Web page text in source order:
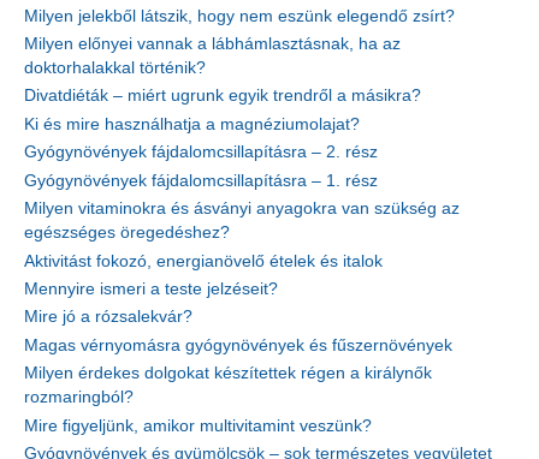
Milyen jelekből látszik, hogy nem eszünk elegendő zsírt?
Milyen előnyei vannak a lábhámlasztásnak, ha az
doktorhalakkal történik?
Divatdiéták – miért ugrunk egyik trendről a másikra?
Ki és mire használhatja a magnéziumolajat?
Gyógynövények fájdalomcsillapításra – 2. rész
Gyógynövények fájdalomcsillapításra – 1. rész
Milyen vitaminokra és ásványi anyagokra van szükség az
egészséges öregedéshez?
Aktivitást fokozó, energianövelő ételek és italok
Mennyire ismeri a teste jelzéseit?
Mire jó a rózsalekvár?
Magas vérnyomásra gyógynövények és fűszernövények
Milyen érdekes dolgokat készítettek régen a királynők
rozmaringból?
Mire figyeljünk, amikor multivitamint veszünk?
Gyógynövények és gyümölcsök – sok természetes vegyületet